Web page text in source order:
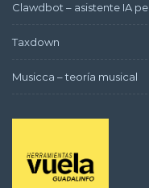
Clawdbot – asistente IA
Taxdown
Musicca – teoría musical